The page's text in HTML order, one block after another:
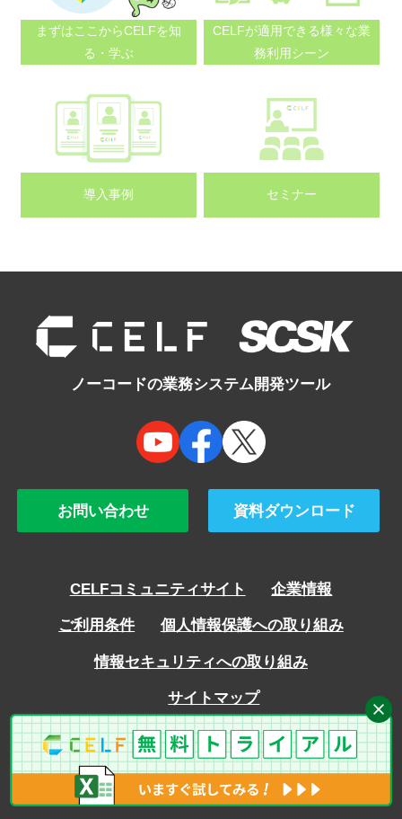
まずはここからCELFを知
る・学ぶ
CELFが適用できる様々な業
務利用シーン
導入事例 セミナー
ノーコードの業務システム開発ツール
お問い合わせ 資料ダウンロード
CELFコミュニティサイト 企業情報
ご利用条件 個人情報保護への取り組み
情報セキュリティへの取り組み
サイトマップ
Copyright © SCSK Corporation ALL rights reserved.